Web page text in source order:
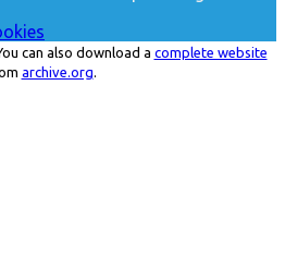
can also download a complete website
archive.org.